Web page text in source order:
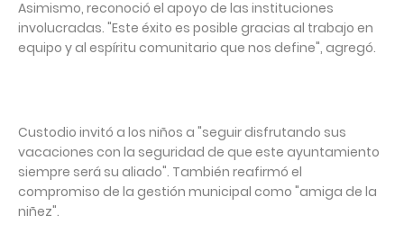
Asimismo, reconoció el apoyo de las instituciones
involucradas. "Este éxito es posible gracias al trabajo en
equipo y al espíritu comunitario que nos define", agregó.⁣
Custodio invitó a los niños a "seguir disfrutando sus
vacaciones con la seguridad de que este ayuntamiento
siempre será su aliado". También reafirmó el
compromiso de la gestión municipal como "amiga de la
niñez".⁣